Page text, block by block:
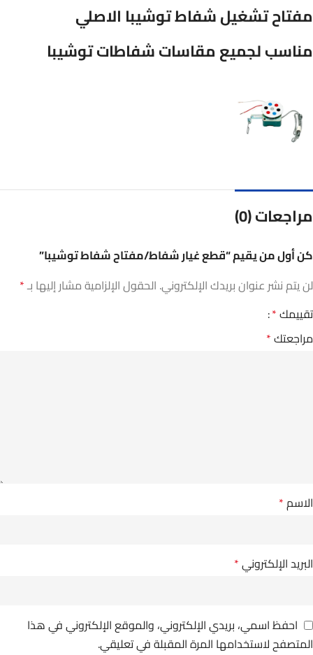
مفتاح تشغيل شفاط توشيبا الاصلي
مناسب لجميع مقاسات شفاطات توشيبا
مراجعات (0)
كن أول من يقيم “قطع غيار شفاط/مفتاح شفاط توشيبا”
لن يتم نشر عنوان بريدك الإلكتروني. الحقول الإلزامية مشار إليها بـ*
تقييمك*
مراجعتك*
الاسم*
البريد الإلكتروني*
احفظ اسمي، بريدي الإلكتروني، والموقع الإلكتروني في هذا
المتصفح لاستخدامها المرة المقبلة في تعليقي.